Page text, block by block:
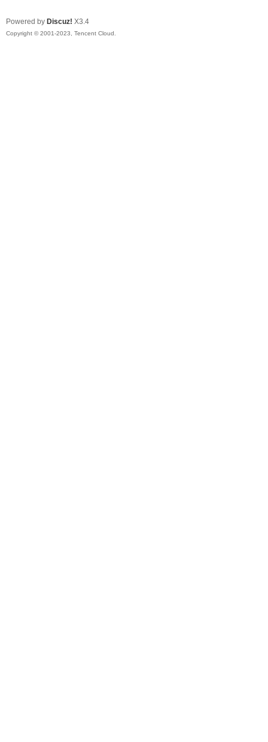
Powered by Discuz! X3.4
Copyright © 2001-2023, Tencent Cloud.